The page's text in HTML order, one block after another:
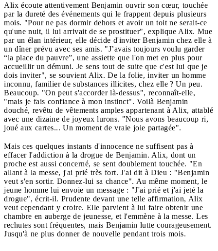
Alix écoute attentivement Benjamin ouvrir son cœur, touchée
par la dureté des événements qui le frappent depuis plusieurs
mois. "Pour ne pas dormir dehors et avoir un toit ne serait-ce
qu'une nuit, il lui arrivait de se prostituer", explique Alix. Mue
par un élan intérieur, elle décide d'inviter Benjamin chez elle à
un dîner prévu avec ses amis. "J’avais toujours voulu garder
“la place du pauvre”, une assiette que l'on met en plus pour
accueillir un démuni. Je sens tout de suite que c'est lui que je
dois inviter", se souvient Alix. De la folie, inviter un homme
inconnu, familier de substances illicites, chez elle ? Un peu.
Beaucoup. "On peut s'accorder là-dessus", reconnaît-elle,
"mais je fais confiance à mon instinct". Voilà Benjamin
douché, revêtu de vêtements amples appartenant à Alix, attablé
avec une dizaine de joyeux lurons. "Nous avons beaucoup ri,
joué aux cartes... Un moment de vraie joie partagée".
Mais ces quelques instants d'innocence ne suffisent pas à
effacer l'addiction à la drogue de Benjamin. Alix, dont un
proche est aussi concerné, se sent doublement touchée. "En
allant à la messe, j'ai prié très fort. J'ai dit à Dieu : "Benjamin
veut s'en sortir. Donnez-lui sa chance". Au même moment, le
jeune homme lui envoie un message : "J'ai prié et j'ai jeté la
drogue", écrit-il. Prudente devant une telle affirmation, Alix
veut cependant y croire. Elle parvient à lui faire obtenir une
chambre en auberge de jeunesse, et l'emmène à la messe. Les
rechutes sont fréquentes, mais Benjamin lutte courageusement.
Jusqu'à ne plus donner de nouvelle pendant trois mois.